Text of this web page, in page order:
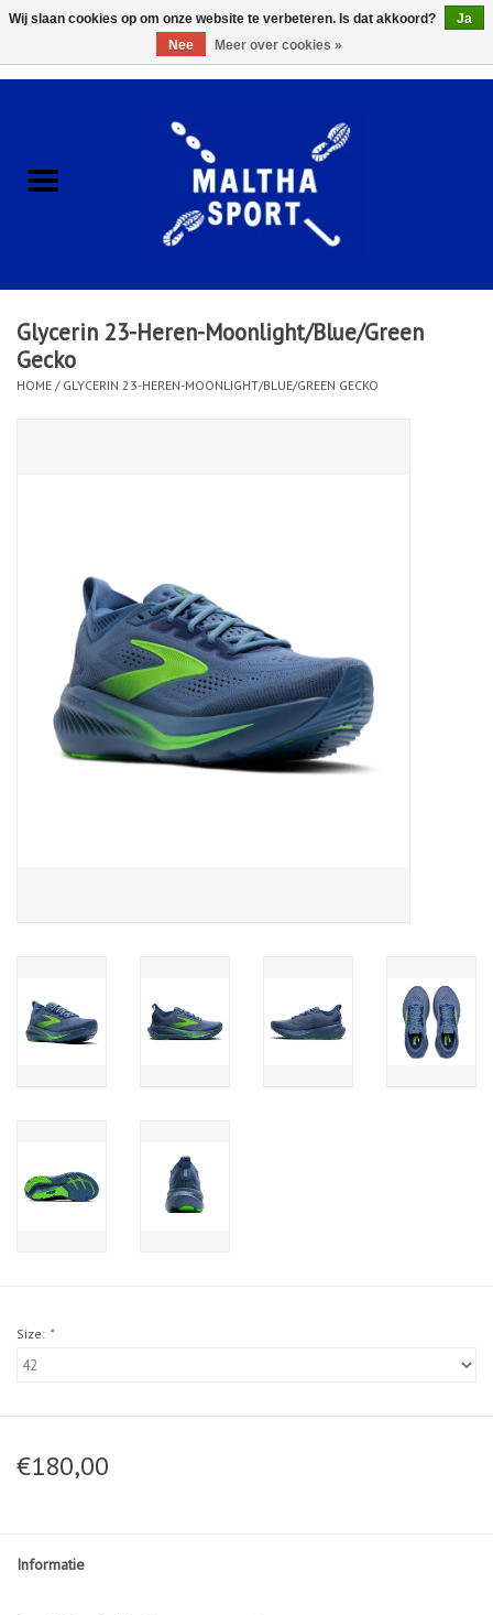
ACCESSOIRES/HARDWARE
KLEDING
CLUBSHOPS
Glycerin 23-Heren-Moonlight/Blue/Green
Gecko
HOME / GLYCERIN 23-HEREN-MOONLIGHT/BLUE/GREEN GECKO
Size: *
€180,00
Informatie
Wij slaan cookies op om onze website te verbeteren. Is dat akkoord?
Ja
Nee
Meer over cookies »